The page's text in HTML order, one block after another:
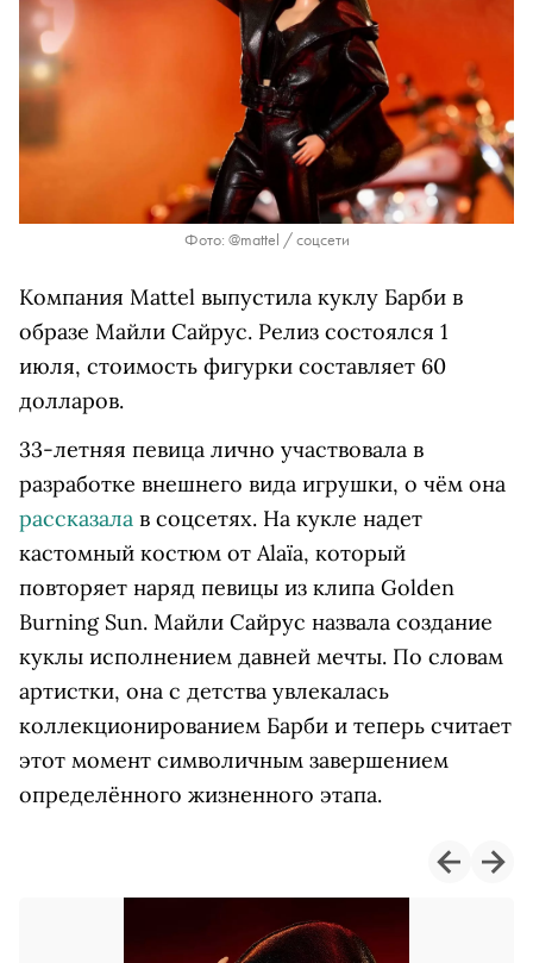
Фото: @mattel / соцсети
Компания Mattel выпустила куклу Барби в
образе Майли Сайрус. Релиз состоялся 1
июля, стоимость фигурки составляет 60
долларов.
33-летняя певица лично участвовала в
разработке внешнего вида игрушки, о чём она
рассказала в соцсетях. На кукле надет
кастомный костюм от Alaïa, который
повторяет наряд певицы из клипа Golden
Burning Sun. Майли Сайрус назвала создание
куклы исполнением давней мечты. По словам
артистки, она с детства увлекалась
коллекционированием Барби и теперь считает
этот момент символичным завершением
определённого жизненного этапа.